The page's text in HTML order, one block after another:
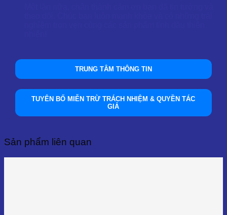
TRUNG TÂM THÔNG TIN
TUYÊN BỐ MIỄN TRỪ TRÁCH NHIỆM & QUYỀN TÁC
GIẢ
Sản phẩm liên quan